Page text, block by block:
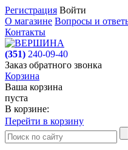
Регистрация Войти
О магазине Вопросы и
Контакты
(351) 240-09-40
Заказ обратного звонка
Корзина
Ваша корзина
пуста
В корзине:
Перейти в корзину